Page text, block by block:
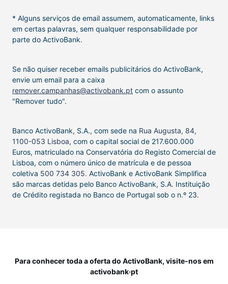
* Alguns serviços de email assumem, automaticamente, links
em certas palavras, sem qualquer responsabilidade por
parte do ActivoBank.
Se não quiser receber emails publicitários do ActivoBank,
envie um email para a caixa
remover.campanhas@activobank.pt com o assunto
"Remover tudo".
Banco ActivoBank, S.A., com sede na Rua Augusta, 84,
1100-053 Lisboa, com o capital social de 217.600.000
Euros, matriculado na Conservatória do Registo Comercial de
Lisboa, com o número único de matrícula e de pessoa
coletiva 500 734 305. ActivoBank e ActivoBank Simplifica
são marcas detidas pelo Banco ActivoBank, S.A. Instituição
de Crédito registada no Banco de Portugal sob o n.º 23.
Para conhecer toda a oferta do ActivoBank, visite-nos em
activobank·pt